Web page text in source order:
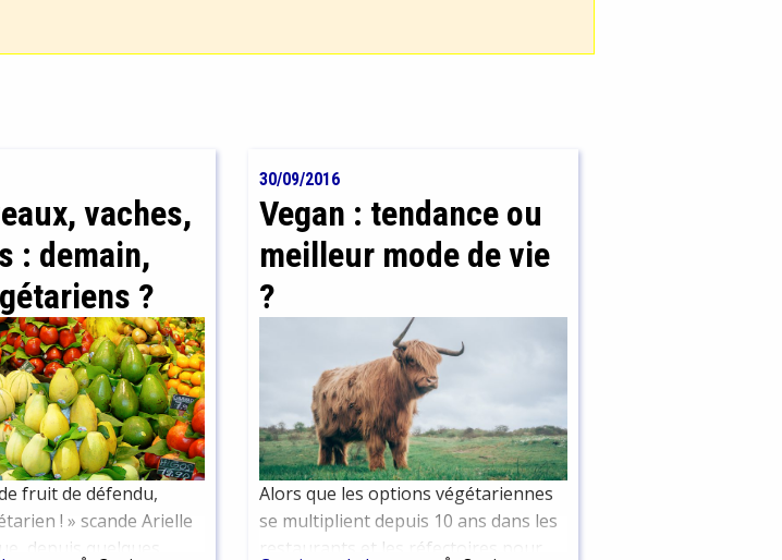
vaches,
: demain,
?
fruit de défendu,
! » scande Arielle
depuis quelques
30/09/2016
Vegan : tendance ou
meilleur mode de vie
?
Alors que les options végétariennes
se multiplient depuis 10 ans dans les
restaurants et les réfectoires pour